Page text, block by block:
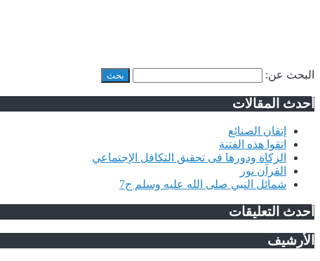
البحث عن:
أحدث المقالات
إتقان الصنائع
اتقوا هذه الفتنة
الزكاة ودورها فى تحقيق التكافل الإجتماعي
القرآن نور
شمائل النبي صلى الله عليه وسلم ج7
أحدث التعليقات
الأرشيف